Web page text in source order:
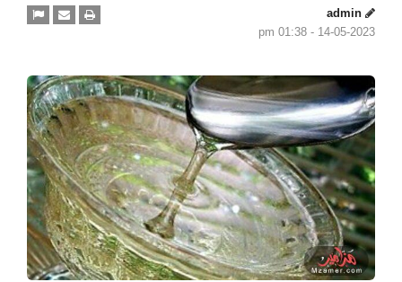
admin
14-05-2023 - 01:38 pm